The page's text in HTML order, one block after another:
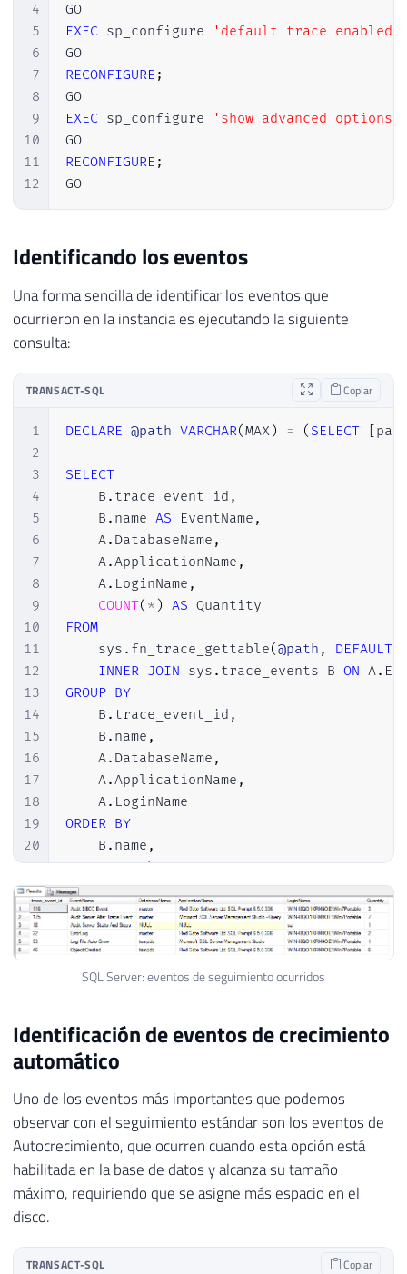
4
5
6
7
8
9
10
11
12
GO
EXEC sp_configure 'default trace enabled'
GO
RECONFIGURE ;
GO
EXEC sp_configure 'show advanced options'
GO
RECONFIGURE ;
GO
Identificando los eventos
Una forma sencilla de identificar los eventos que
ocurrieron en la instancia es ejecutando la siguiente
consulta:
TRANSACT-SQL Copiar
1
2
3
4
5
6
7
8
9
10
11
12
13
14
15
16
17
18
19
20
21
22
23
DECLARE @path VARCHAR(MAX) = ( SELECT [
SELECT
    B
. trace_event_id ,
    B
. name AS EventName ,
    A
. DatabaseName ,
    A
.ApplicationName ,
    A
. LoginName ,
COUNT( * ) AS
FROM
    sys
. fn_trace_gettable(@path , DEFAULT)
INNER JOIN sys . trace_events B ON A.
GROUP BY
    B
. trace_event_id ,
    B
. name ,
    A
. DatabaseName ,
    A
.ApplicationName ,
    A
.
ORDER BY
    B
. name ,
    A
.DatabaseName,
    A
.ApplicationName,
    A
. LoginName
SQL Server: eventos de seguimiento ocurridos
Identificación de eventos de crecimiento
automático
Uno de los eventos más importantes que podemos
observar con el seguimiento estándar son los eventos de
Autocrecimiento, que ocurren cuando esta opción está
habilitada en la base de datos y alcanza su tamaño
máximo, requiriendo que se asigne más espacio en el
disco.
TRANSACT-SQL Copiar